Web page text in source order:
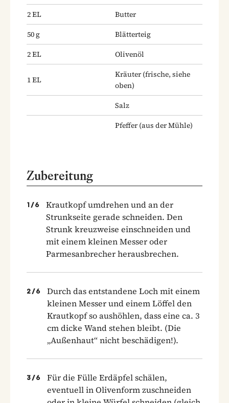
2EL
Butter
50g
Blätterteig
2EL Olivenöl
1EL
Kräuter (frische, siehe
oben)
Salz
Pfeffer (aus der Mühle)
Zubereitung
1 /6
Krautkopf umdrehen und an der
Strunkseite gerade schneiden. Den
Strunk kreuzweise einschneiden und
mit einem kleinen Messer oder
Parmesanbrecher herausbrechen.
2 /6
Durch das entstandene Loch mit einem
kleinen Messer und einem Löffel den
Krautkopf so aushöhlen, dass eine ca. 3
cm dicke Wand stehen bleibt. (Die
„Außenhaut“ nicht beschädigen!).
3 /6
Für die Fülle Erdäpfel schälen,
eventuell in Olivenform zuschneiden